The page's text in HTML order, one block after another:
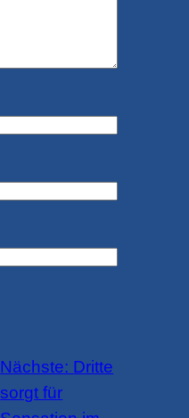
Nächste: Dritte
sorgt für